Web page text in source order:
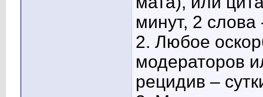
минут, 2
2. Любое
модераторов
рецидив –